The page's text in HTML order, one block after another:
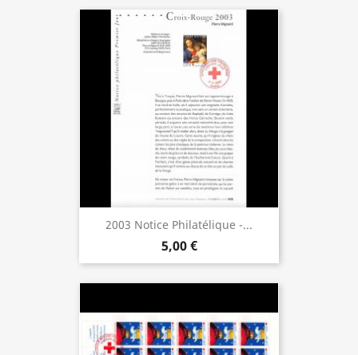
2003 Notice Philatélique -...
5,00 €